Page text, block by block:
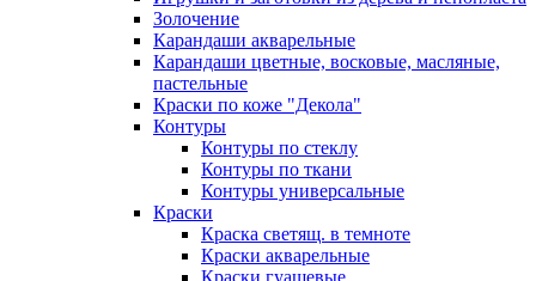
Золочение
Карандаши акварельные
Карандаши цветные, восковые, масляные,
пастельные
Краски по коже "Декола"
Контуры
Контуры по стеклу
Контуры по ткани
Контуры универсальные
Краски
Краска светящ. в темноте
Краски акварельные
Краски гуашевые